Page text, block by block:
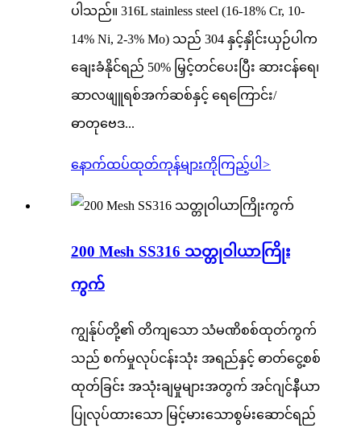
ပါသည်။ 316L stainless steel (16-18% Cr, 10-
14% Ni, 2-3% Mo) သည် 304 နှင့်နှိုင်းယှဉ်ပါက
ချေးခံနိုင်ရည် 50% မြှင့်တင်ပေးပြီး ဆားငန်ရေ၊
ဆာလဖျူရစ်အက်ဆစ်နှင့် ရေကြောင်း/
ဓာတုဗေဒ...
နောက်ထပ်ထုတ်ကုန်များကိုကြည့်ပါ >
200 Mesh SS316 သတ္တုဝါယာကြိုး
ကွက်
ကျွန်ုပ်တို့၏ တိကျသော သံမဏိစစ်ထုတ်ကွက်
သည် စက်မှုလုပ်ငန်းသုံး အရည်နှင့် ဓာတ်ငွေ့စစ်
ထုတ်ခြင်း အသုံးချမှုများအတွက် အင်ဂျင်နီယာ
ပြုလုပ်ထားသော မြင့်မားသောစွမ်းဆောင်ရည်